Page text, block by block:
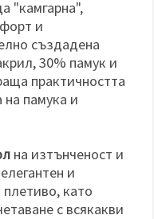
"камгарна",
и
създадена
30% памук и
практичността
на памука и
на изтънченост и
и
като
с всякакви